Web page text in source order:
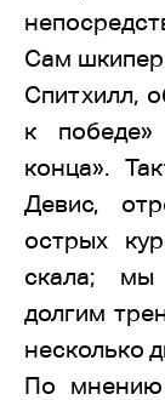
Сам
Спитхилл,
к
конца».
Девис,
острых
скала; мы
долгим
несколько
По мнению